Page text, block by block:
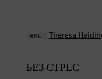
текст: Theresa
БЕЗ СТРЕС